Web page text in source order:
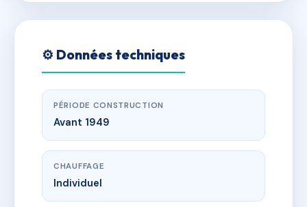
⚙️ Données techniques
PÉRIODE CONSTRUCTION
Avant 1949
CHAUFFAGE
Individuel